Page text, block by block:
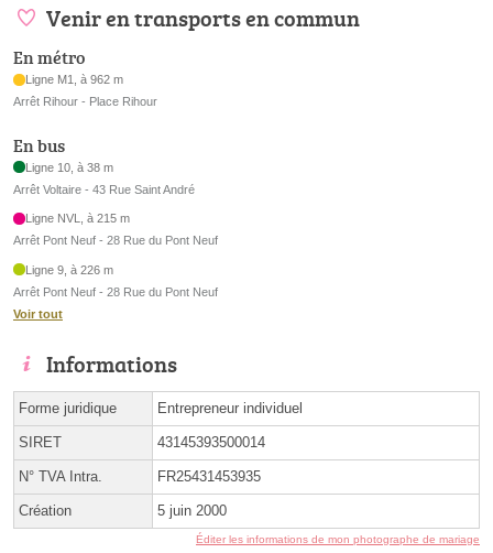
Venir en transports en commun
En métro
Ligne M1, à 962 m
Arrêt Rihour - Place Rihour
En bus
Ligne 10, à 38 m
Arrêt Voltaire - 43 Rue Saint André
Ligne NVL, à 215 m
Arrêt Pont Neuf - 28 Rue du Pont Neuf
Ligne 9, à 226 m
Arrêt Pont Neuf - 28 Rue du Pont Neuf
Voir tout
Informations
Forme juridique Entrepreneur individuel
SIRET 43145393500014
N° TVA Intra. FR25431453935
Création 5 juin 2000
Éditer les informations de mon photographe de mariage